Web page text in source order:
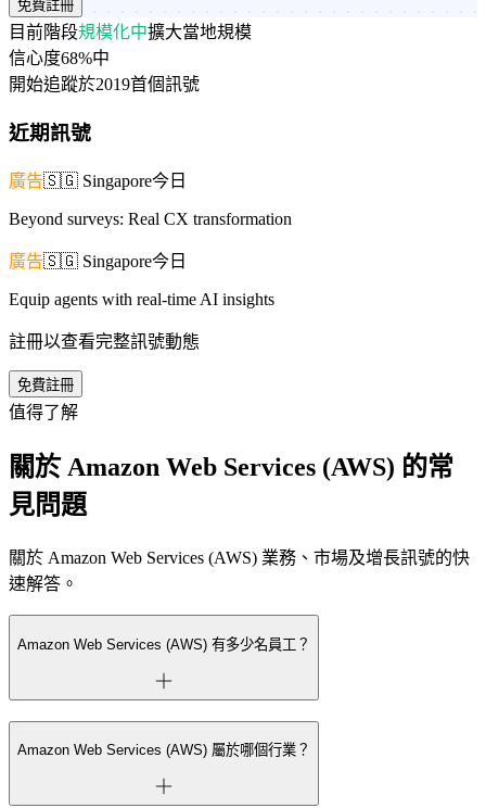
免費註冊
目前階段規模化中擴大當地規模
信心度68%中
開始追蹤於2019首個訊號
近期訊號
廣告🇸🇬 Singapore今日
Beyond surveys: Real CX transformation
廣告🇸🇬 Singapore今日
Equip agents with real-time AI insights
註冊以查看完整訊號動態
免費註冊
值得了解
關於 Amazon Web Services (AWS) 的常
見問題
關於 Amazon Web Services (AWS) 業務、市場及增長訊號的快
速解答。
Amazon Web Services (AWS) 有多少名員工？
Amazon Web Services (AWS) 屬於哪個行業？